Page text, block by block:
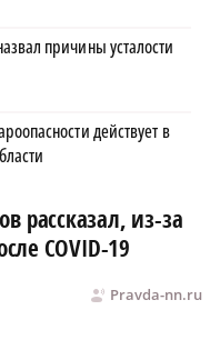
причины усталости
действует в
рассказал, из-за
COVID-19
Pravda-nn.ru